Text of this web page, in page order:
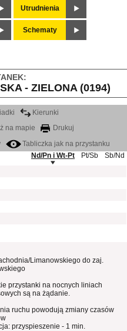
Utrudnienia
Schematy
- ZIELONA (0194)
Kierunki
na mapie
Drukuj
Tabliczka jak na przystanku
Nd/Pn i Wt-Pt
Pt/Sb
Sb/Nd
Limanowskiego do zaj.
przystanki na nocnych liniach
są na żądanie.
ruchu powodują zmiany czasów
przyspieszenie - 1 min.